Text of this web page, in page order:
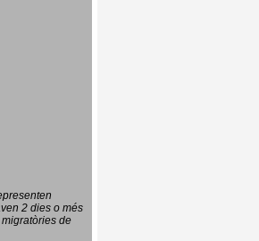
2 dies o més
de